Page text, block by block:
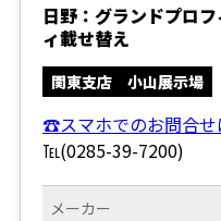
日野：グランドプロ
ィ載せ替え
関東支店 小山展示場
☎スマホでのお問合せ
℡(0285-39-7200)
メーカー